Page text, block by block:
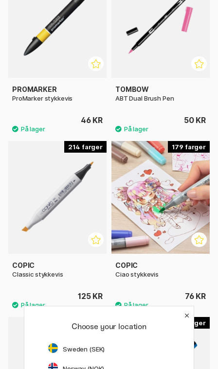
PROMARKER
ProMarker stykkevis
46 KR
TOMBOW
ABT Dual Brush Pen
50 KR
214
COPIC
Classic stykkevis
125 KR
179
COPIC
Ciao stykkevis
76 KR
29
Choose your location
Sweden (SEK)